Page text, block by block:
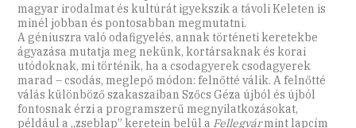
magyar irodalmat és kultúrát igyekszik a távoli Keleten is
minél jobban és pontosabban megmutatni.
A géniuszra való odafigyelés, annak történeti keretekbe
ágyazása mutatja meg nekünk, kortársaknak és korai
utódoknak, mi történik, ha a csodagyerek csodagyerek
marad – csodás, meglepő módon: felnőtté válik. A felnőtté
válás különböző szakaszaiban Szőcs Géza újból és újból
fontosnak érzi a programszerű megnyilatkozásokat,
például a „zseblap” keretein belül a Fellegvármint lapcím